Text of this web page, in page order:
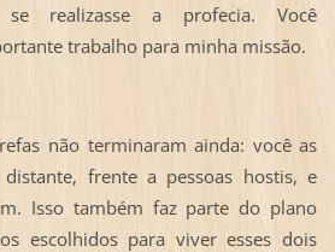
realizasse a profecia. Você
trabalho para minha missão.
não terminaram ainda: você as
frente a pessoas hostis, e
Isso também faz parte do plano
escolhidos para viver esses dois